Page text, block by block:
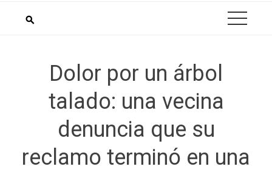
Dolor por un árbol
talado: una vecina
denuncia que su
reclamo terminó en una